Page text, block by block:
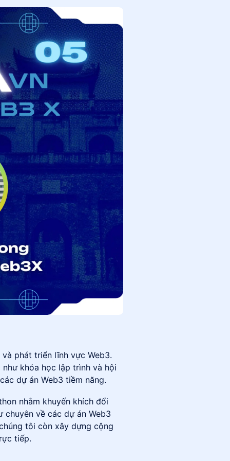
phát triển lĩnh vực Web3.
khóa học lập trình và hội
dự án Web3 tiềm năng.
nhằm khuyến khích đổi
về các dự án Web3
tôi còn xây dựng cộng
tiếp.